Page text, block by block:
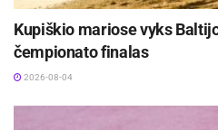
Kupiškio mariose vyks
čempionato finalas
2026-08-04